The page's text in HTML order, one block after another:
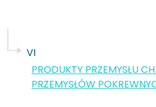
VI
PRODUKTY PRZEMYSŁU
PRZEMYSŁÓW